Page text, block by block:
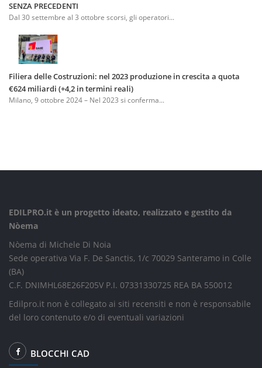
SENZA PRECEDENTI
Dal 30 settembre al 3 ottobre scorsi, gli operatori...
Filiera delle Costruzioni: nel 2023 produzione in crescita a quota
€624 miliardi (+4,2 in termini reali)
Milano, 9 ottobre 2024 – Nel 2023 si conferma...
EDILPRO.it è un progetto ideato, realizzato e gestito da
Nòema
Nòema di Michele Di Noia
Sede operativa Via F. De Sanctis, 1/c 70029 Santeramo in Colle
(BA)
C.F. DNIMHL68E26F205V P.I. 07331330725 REA BA 550012
Edilpro.it non è collegato ai siti recensiti e non è responsabile
del loro contenuto e/o di eventuali variazioni
BLOCCHI CAD